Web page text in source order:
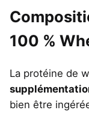
100 %
La protéine de
bien être